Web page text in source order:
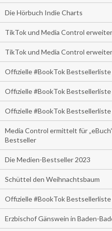
Die Hörbuch Indie Charts
TikTok und Media Control
TikTok und Media Control
Offizielle #BookTok Bestsellerliste
Offizielle #BookTok Bestsellerliste
Offizielle #BookTok Bestsellerliste
Media Control ermittelt für
Bestseller
Die Medien-Bestseller 2023
Schüttel den Weihnachtsbaum
Offizielle #BookTok Bestsellerliste
Erzbischof Gänswein in Baden-